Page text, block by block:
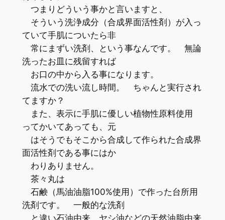
つまりどういう事かと言いますと、
そういう洗浄成分（合成界面活性剤）が入っ
ていて手肌についたら非
常にまずい洗剤、という事なんです。 無論
洗ったお皿に残留すれば
お口の中から入る事になります。
流水での洗い流し時間。 ちゃんと実行され
てますか？
また、表示に手肌に優しい植物性原料使用
ってかいてあっても、元
はそうでもそこから合成して作られた合成界
面活性剤である事にはか
わりありません。
茶々丸は
石鹸（馬油油脂100%使用）で作った台所用
洗剤です。 一般的な洗剤
と違い石油由来、ヤシ油などの天然油脂由来